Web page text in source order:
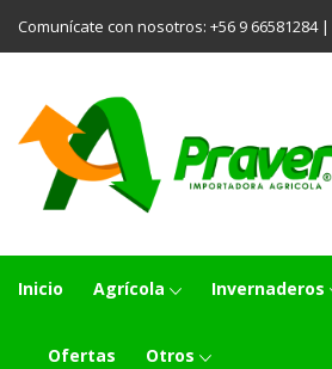
Comunícate con nosotros: +56 9 66581284|
Inicio Agrícola Invernaderos
Ofertas Otros